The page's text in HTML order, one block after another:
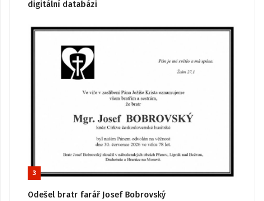
digitální databázi
3
Odešel bratr farář Josef Bobrovský